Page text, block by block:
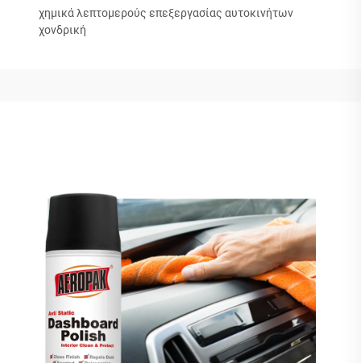
χημικά λεπτομερούς επεξεργασίας αυτοκινήτων
χονδρική